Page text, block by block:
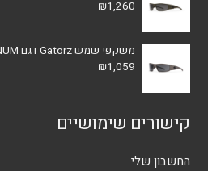
₪1,260
משקפי שמש Gatorz דגם MAGNUM –
₪1,059
קישורים שימושיים
החשבון שלי